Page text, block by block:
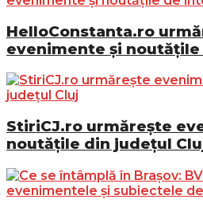
HelloConstanta.ro
evenimente și
StiriCJ.ro urmărește
noutățile din județul